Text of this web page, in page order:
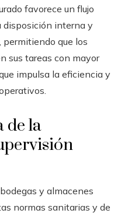
favorece un flujo
disposición interna y
que los
sus tareas con mayor
impulsa la eficiencia y
de la
y almacenes
normas sanitarias y de